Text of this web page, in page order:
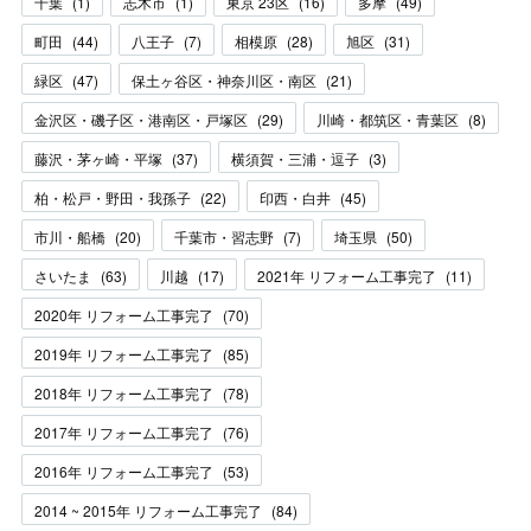
町田 (44) 八王子 (7) 相模原 (28) 旭区 (31)
緑区 (47) 保土ヶ谷区・神奈川区・南区 (21)
金沢区・磯子区・港南区・戸塚区 (29) 川崎・都筑区・青葉区 (8)
藤沢・茅ヶ崎・平塚 (37) 横須賀・三浦・逗子 (3)
柏・松戸・野田・我孫子 (22) 印西・白井 (45)
市川・船橋 (20) 千葉市・習志野 (7) 埼玉県 (50)
さいたま
(63) 川越 (17) 2021年 リフォーム工事完了 (11)
2020年 リフォーム工事完了
(70)
2019年 リフォーム工事完了
(85)
2018年 リフォーム工事完了
(78)
2017年 リフォーム工事完了
(76)
2016年 リフォーム工事完了
(53)
2014 ~ 2015年 リフォーム工事完了
(84)